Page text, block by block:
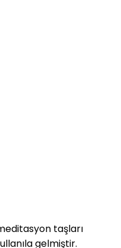
taşları
gelmiştir.